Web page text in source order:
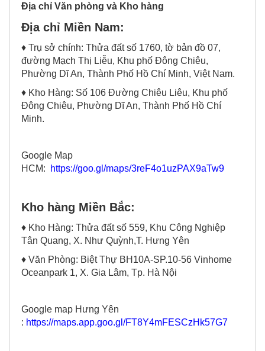
Địa chỉ Miền Nam:
♦ Trụ sở chính: Thửa đất số 1760, tờ bản đồ 07,
đường Mạch Thị Liễu, Khu phố Đông Chiêu,
Phường Dĩ An, Thành Phố Hồ Chí Minh, Việt Nam.
♦ Kho Hàng: Số 106 Đường Chiêu Liêu, Khu phố
Đông Chiêu, Phường Dĩ An, Thành Phố Hồ Chí
Minh.
HCM:https://goo.gl/maps/3reF4o1uzPAX9aTw9
♦ Kho Hàng: Thửa đất số 559, Khu Công Nghiệp
Tân Quang, X. Như Quỳnh,T. Hưng Yên
♦ Văn Phòng: Biệt Thự BH10A-SP.10-56 Vinhome
Oceanpark 1, X. Gia Lâm, Tp. Hà Nội
:https://maps.app.goo.gl/FT8Y4mFESCzHk57G7